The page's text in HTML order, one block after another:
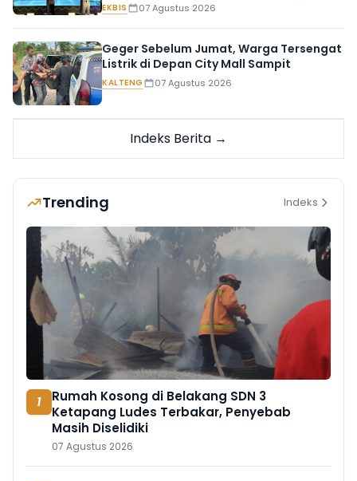
EKBIS 07 Agustus 2026
Geger Sebelum Jumat, Warga Tersengat
Listrik di Depan City Mall Sampit
KALTENG 07 Agustus 2026
Indeks Berita →
Trending Indeks
1
Rumah Kosong di Belakang SDN 3
Ketapang Ludes Terbakar, Penyebab
Masih Diselidiki
07 Agustus 2026